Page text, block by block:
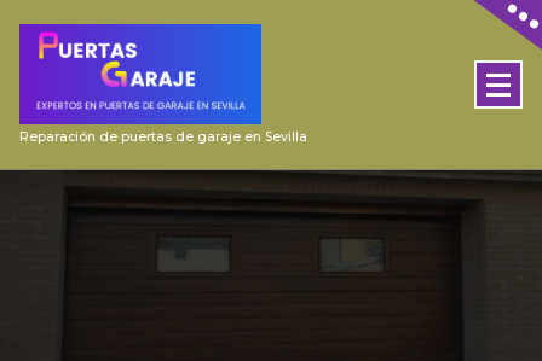
Reparación de puertas de garaje en Sevilla